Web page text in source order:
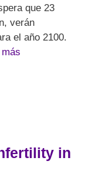
que 23
verán
el año 2100.
más
in